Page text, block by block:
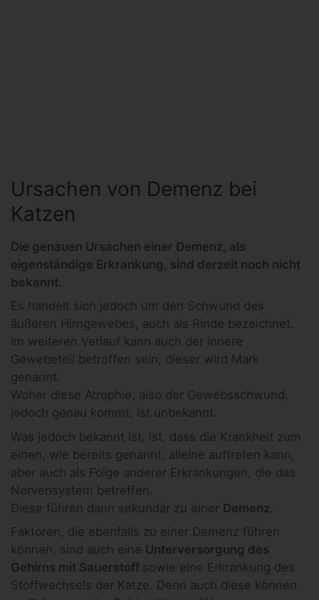
Ursachen von Demenz bei
Katzen
Die genauen Ursachen einer Demenz, als
eigenständige Erkrankung, sind derzeit noch nicht
bekannt.
Es handelt sich jedoch um den Schwund des
äußeren Hirngewebes, auch als Rinde bezeichnet.
Im weiteren Verlauf kann auch der innere
Gewebeteil betroffen sein, dieser wird Mark
genannt.
Woher diese Atrophie, also der Gewebsschwund,
jedoch genau kommt, ist unbekannt.
Was jedoch bekannt ist, ist, dass die Krankheit zum
einen, wie bereits genannt, alleine auftreten kann,
aber auch als Folge anderer Erkrankungen, die das
Nervensystem betreffen.
Diese führen dann sekundär zu einer Demenz.
Faktoren, die ebenfalls zu einer Demenz führen
können, sind auch eine Unterversorgung des
Gehirns mit Sauerstoff sowie eine Erkrankung des
Stoffwechsels der Katze. Denn auch diese können